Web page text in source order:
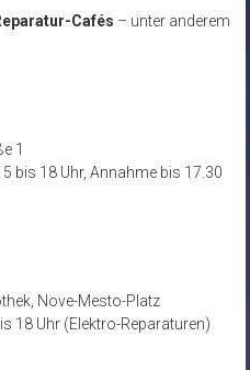
Cafés – unter anderem
1
bis 18 Uhr, Annahme bis 17.30
Nove-Mesto-Platz
18 Uhr (Elektro-Reparaturen)